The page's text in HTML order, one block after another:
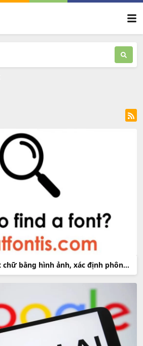
5 trang web tìm font chữ bằng hình ảnh, xác định phông chữ online miễn phí